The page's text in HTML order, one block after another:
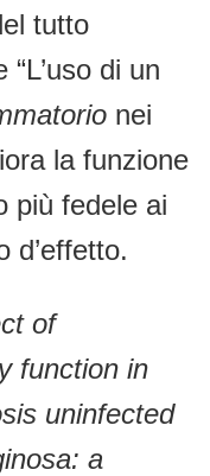
tutto
di un
nei
la funzione
più fedele ai
d’effetto.
of
function in
uninfected
a